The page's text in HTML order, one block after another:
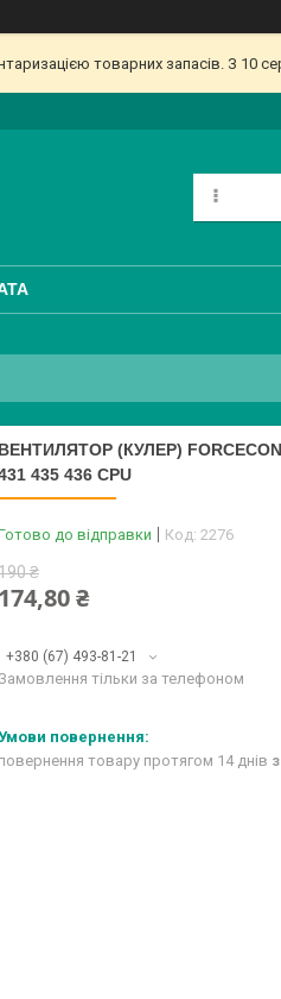
товарних запасів. З 10
ВЕНТИЛЯТОР (КУЛЕР) FORCECON
435 436 CPU
до відправки Код: 2276
₴
174,80 ₴
+380 (67) 493-81-21
Замовлення тільки за телефоном
повернення товару протягом 14 днів